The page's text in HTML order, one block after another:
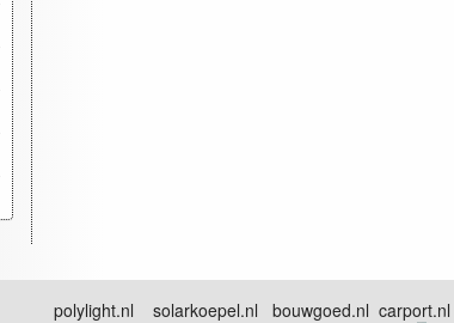
polylight.nl solarkoepel.nl bouwgoed.nl